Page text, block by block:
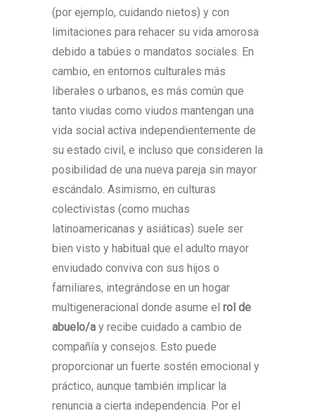
(por ejemplo, cuidando nietos) y con
limitaciones para rehacer su vida amorosa
debido a tabúes o mandatos sociales. En
cambio, en entornos culturales más
liberales o urbanos, es más común que
tanto viudas como viudos mantengan una
vida social activa independientemente de
su estado civil, e incluso que consideren la
posibilidad de una nueva pareja sin mayor
escándalo. Asimismo, en culturas
colectivistas (como muchas
latinoamericanas y asiáticas) suele ser
bien visto y habitual que el adulto mayor
enviudado conviva con sus hijos o
familiares, integrándose en un hogar
multigeneracional donde asume el rol de
abuelo/a y recibe cuidado a cambio de
compañía y consejos. Esto puede
proporcionar un fuerte sostén emocional y
práctico, aunque también implicar la
renuncia a cierta independencia. Por el